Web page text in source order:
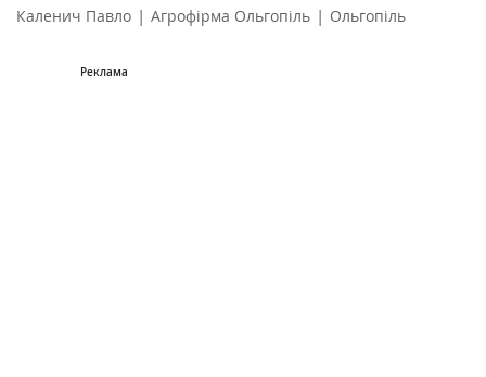
Каленич Павло | Агрофірма Ольгопіль | Ольгопіль